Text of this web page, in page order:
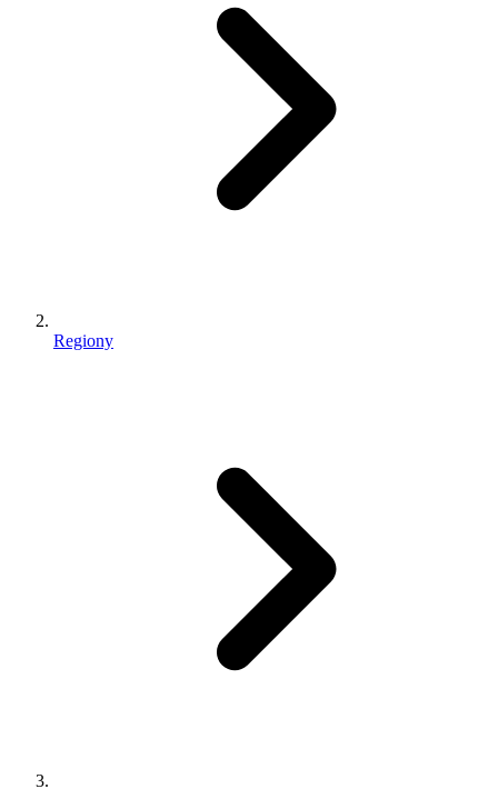
Regiony